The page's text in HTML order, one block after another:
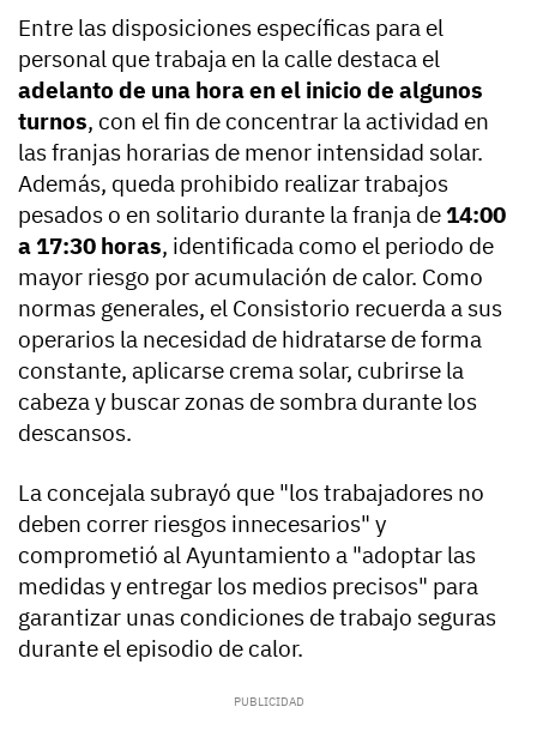
Entre las disposiciones específicas para el
personal que trabaja en la calle destaca el
adelanto de una hora en el inicio de algunos
turnos, con el fin de concentrar la actividad en
las franjas horarias de menor intensidad solar.
Además, queda prohibido realizar trabajos
pesados o en solitario durante la franja de 14:00
a 17:30 horas, identificada como el periodo de
mayor riesgo por acumulación de calor. Como
normas generales, el Consistorio recuerda a sus
operarios la necesidad de hidratarse de forma
constante, aplicarse crema solar, cubrirse la
cabeza y buscar zonas de sombra durante los
descansos.
La concejala subrayó que "los trabajadores no
deben correr riesgos innecesarios" y
comprometió al Ayuntamiento a "adoptar las
medidas y entregar los medios precisos" para
garantizar unas condiciones de trabajo seguras
durante el episodio de calor.